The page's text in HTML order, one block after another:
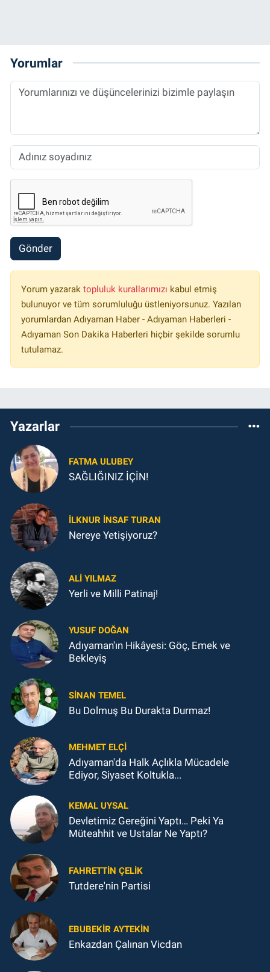
Yorumlar
Gönder
Yorum yazarak topluluk kurallarımızı kabul etmiş
bulunuyor ve tüm sorumluluğu üstleniyorsunuz. Yazılan
yorumlardan Adıyaman Haber - Adıyaman Haberleri -
Adıyaman Son Dakika Haberleri hiçbir şekilde sorumlu
tutulamaz.
Yazarlar
FATMA ULUBEY
SAĞLIĞINIZ İÇİN!
İLKNUR İNSAF TURAN
Nereye Yetişiyoruz?
ALI YILMAZ
Yerli ve Milli Patinaj!
YUSUF DOĞAN
Adıyaman'ın Hikâyesi: Göç, Emek ve
Bekleyiş
SINAN TEMEL
Bu Dolmuş Bu Durakta Durmaz!
MEHMET ELÇI
Adıyaman'da Halk Açlıkla Mücadele
Ediyor, Siyaset Koltukla...
KEMAL UYSAL
Devletimiz Gereğini Yaptı… Peki Ya
Müteahhit ve Ustalar Ne Yaptı?
FAHRETTIN ÇELİK
Tutdere'nin Partisi
EBUBEKIR AYTEKIN
Enkazdan Çalınan Vicdan